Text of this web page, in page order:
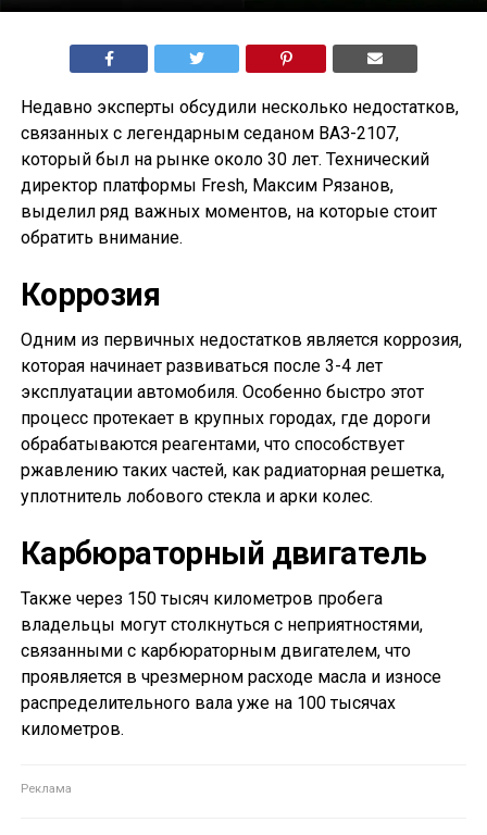
Недавно эксперты обсудили несколько недостатков,
связанных с легендарным седаном ВАЗ-2107,
который был на рынке около 30 лет. Технический
директор платформы Fresh, Максим Рязанов,
выделил ряд важных моментов, на которые стоит
обратить внимание.
Коррозия
Одним из первичных недостатков является коррозия,
которая начинает развиваться после 3-4 лет
эксплуатации автомобиля. Особенно быстро этот
процесс протекает в крупных городах, где дороги
обрабатываются реагентами, что способствует
ржавлению таких частей, как радиаторная решетка,
уплотнитель лобового стекла и арки колес.
Карбюраторный двигатель
Также через 150 тысяч километров пробега
владельцы могут столкнуться с неприятностями,
связанными с карбюраторным двигателем, что
проявляется в чрезмерном расходе масла и износе
распределительного вала уже на 100 тысячах
километров.